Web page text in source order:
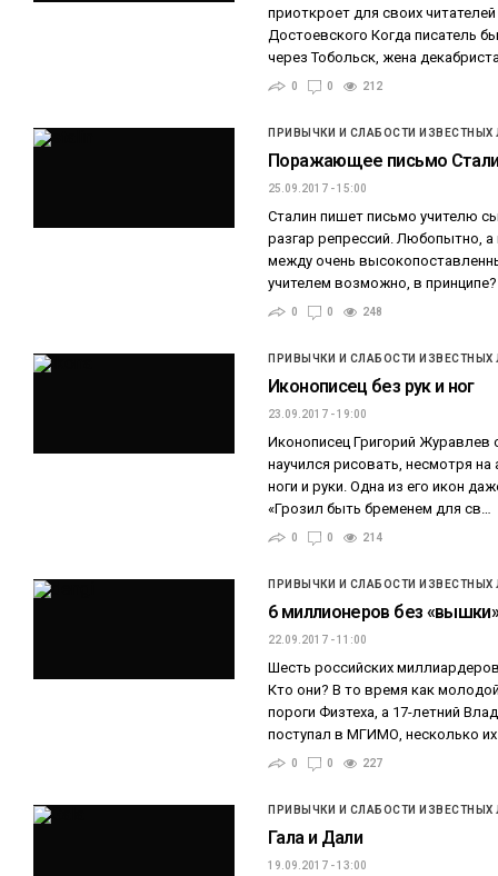
приоткроет для своих читателей
Достоевского Когда писатель
через Тобольск, жена
0 0 212
ПРИВЫЧКИ И СЛАБОСТИ
Поражающее письмо
25.09.2017 - 15:00
Сталин пишет письмо учителю
разгар репрессий. Любопытно,
между очень
учителем возможно, в
0 0 248
ПРИВЫЧКИ И СЛАБОСТИ
Иконописец без рук и ног
23.09.2017 - 19:00
Иконописец Григорий
научился рисовать, несмотря
ноги и руки. Одна из его икон
«Грозил быть бременем для св…
0 0 214
ПРИВЫЧКИ И СЛАБОСТИ
6 миллионеров без
22.09.2017 - 11:00
Шесть российских
Кто они? В то время как
пороги Физтеха, а 17-летний
поступал в МГИМО, несколько
0 0 227
ПРИВЫЧКИ И СЛАБОСТИ
Гала и Дали
19.09.2017 - 13:00